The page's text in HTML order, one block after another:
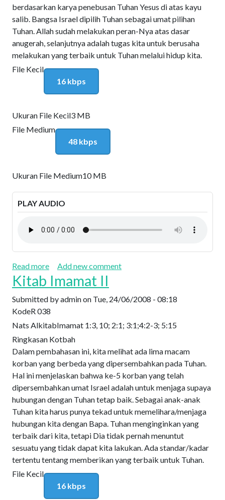
berdasarkan karya penebusan Tuhan Yesus di atas kayu
salib. Bangsa Israel dipilih Tuhan sebagai umat pilihan
Tuhan. Allah sudah melakukan peran-Nya atas dasar
anugerah, selanjutnya adalah tugas kita untuk berusaha
melakukan yang terbaik untuk Tuhan melalui hidup kita.
File Kecil
16 kbps
Ukuran File Kecil3 MB
File Medium
48 kbps
Ukuran File Medium10 MB
PLAY AUDIO
Read moreabout Kitab Imamat III
Add new comment
Kitab Imamat II
Submitted byadminon Tue, 24/06/2008 - 08:18
KodeR 038
Nats AlkitabImamat 1:3, 10; 2:1; 3:1;4:2-3; 5:15
Ringkasan Kotbah
Dalam pembahasan ini, kita melihat ada lima macam
korban yang berbeda yang dipersembahkan pada Tuhan.
Hal ini menjelaskan bahwa ke-5 korban yang telah
dipersembahkan umat Israel adalah untuk menjaga supaya
hubungan dengan Tuhan tetap baik. Sebagai anak-anak
Tuhan kita harus punya tekad untuk memelihara/menjaga
hubungan kita dengan Bapa. Tuhan menginginkan yang
terbaik dari kita, tetapi Dia tidak pernah menuntut
sesuatu yang tidak dapat kita lakukan. Ada standar/kadar
tertentu tentang memberikan yang terbaik untuk Tuhan.
File Kecil
16 kbps